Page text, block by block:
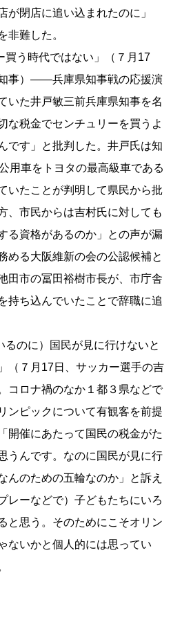
が閉店に追い込まれたのに」
非難した。
う時代ではない」（７月17
事）――兵庫県知事戦の応援演
いた井戸敏三前兵庫県知事を名
な税金でセンチュリーを買うよ
です」と批判した。井戸氏は知
用車をトヨタの最高級車である
いたことが判明して県民から批
、市民からは吉村氏に対しても
る資格があるのか」との声が漏
める大阪維新の会の公認候補と
田市の冨田裕樹市長が、市庁舎
持ち込んでいたことで辞職に追
のに）国民が見に行けないと
（７月17日、サッカー選手の吉
ロナ禍のなか１都３県などで
ンピックについて有観客を前提
開催にあたって国民の税金がた
うんです。なのに国民が見に行
んのための五輪なのか」と訴え
レーなどで）子どもたちにいろ
と思う。そのためにこそオリン
ないかと個人的には思ってい